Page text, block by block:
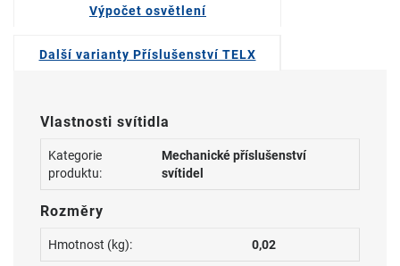
Výpočet osvětlení
Další varianty Příslušenství TELX
Vlastnosti svítidla
Kategorie
produktu:
Mechanické příslušenství
svítidel
Rozměry
Hmotnost (kg): 0,02